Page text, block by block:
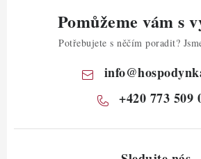
Pomůžeme vám s
Potřebujete s něčím poradit?
info@
+420 773 509